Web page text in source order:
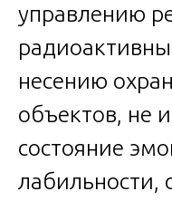
управлению
несению
объектов, не
состояние
лабильности,